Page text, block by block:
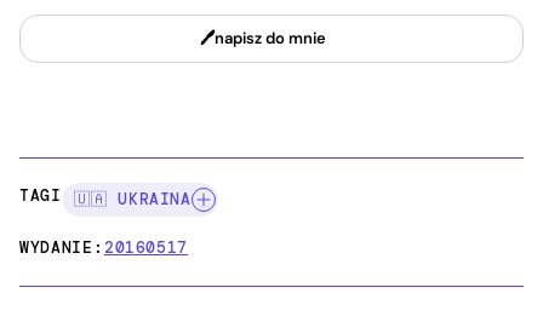
napisz do mnie
TAGI: 🇺🇦 UKRAINA
WYDANIE:20160517